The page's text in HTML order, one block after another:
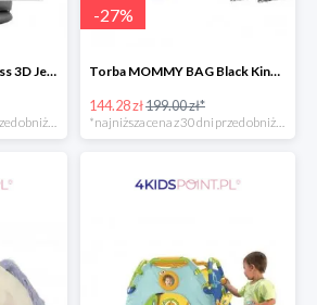
BabyBjorn Leżaczek Bliss 3D Jersey
-27%
Torba MOMMY BAG Black Kinderkraft
144.28 zł199.00 zł*